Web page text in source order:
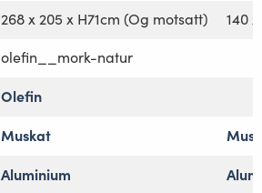
268 x 205 x H71cm (Og motsatt) 140
olefin__mork-natur
Olefin
Muskat
Aluminium